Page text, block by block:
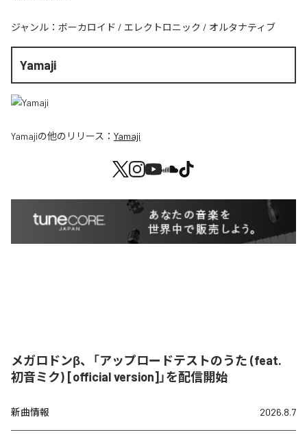
ジャンル： ボーカロイド / エレクトロニック / オルタナティブ
Yamaji
Yamajiの他のリリース： Yamaji
メガロドンβ、「アップロードテストのうた (feat.
初音ミク) [official version]」を配信開始
新曲情報 2026.8.7